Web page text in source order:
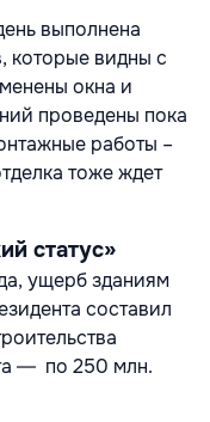
выполнена
которые видны с
окна и
проведены пока
работы –
тоже ждет
статус»
ущерб зданиям
составил
― по 250 млн.